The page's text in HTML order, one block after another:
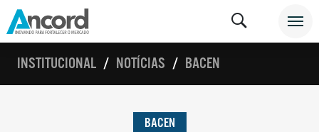
INSTITUCIONAL NOTÍCIAS BACEN
BACEN